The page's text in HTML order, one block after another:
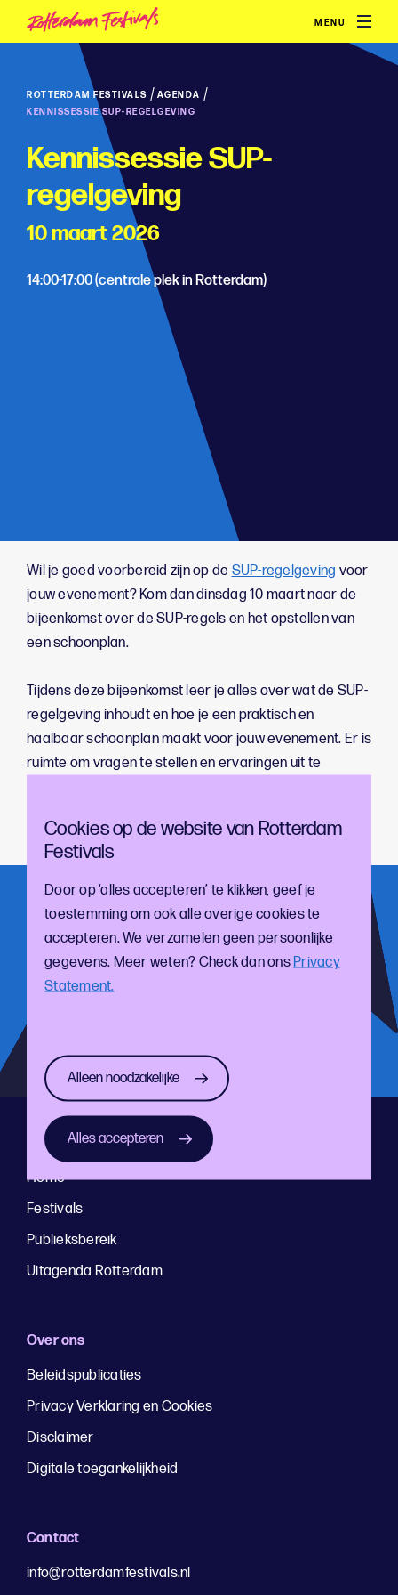
Cookies op de website van Rotterdam
Festivals
Door op ‘alles accepteren’ te klikken, geef je
toestemming om ook alle overige cookies te
accepteren. We verzamelen geen persoonlijke
gegevens. Meer weten? Check dan onsPrivacy
Statement.
Alleen noodzakelijke
Alles accepteren
MENU
ROTTERDAM FESTIVALS / AGENDA /
KENNISSESSIE SUP-REGELGEVING
Kennissessie SUP-
regelgeving
10 maart 2026
14:00-17:00 (centrale plek in Rotterdam)
Wil je goed voorbereid zijn op de SUP-regelgeving voor
jouw evenement? Kom dan dinsdag 10 maart naar de
bijeenkomst over de SUP-regels en het opstellen van
een schoonplan.
Tijdens deze bijeenkomst leer je alles over wat de SUP-
regelgeving inhoudt en hoe je een praktisch en
haalbaar schoonplan maakt voor jouw evenement. Er is
ruimte om vragen te stellen en ervaringen uit te
Meld jehieraan voor de kennissessie.
Meld je aan voor onze nieuwsbrief!
En blijf op de hoogte van de laatste cultuur- en
festivalontwikkelingen
Direct naar
Home
Festivals
Publieksbereik
Uitagenda Rotterdam
Over ons
Beleidspublicaties
Privacy Verklaring en Cookies
Disclaimer
Digitale toegankelijkheid
Contact
info@rotterdamfestivals.nl